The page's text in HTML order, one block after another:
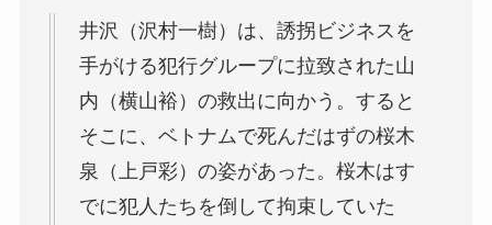
井沢（沢村一樹） は、誘拐ビジネスを
手がける犯行グループに拉致された山
内（横山裕） の救出に向かう。すると
そこに、ベトナムで死んだはずの桜木
泉（上戸彩） の姿があった。桜木はす
でに犯人たちを倒して拘束していた